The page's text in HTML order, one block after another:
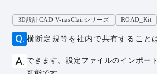
3D設計CAD V-nasClairシリーズ ROAD_Kit
横断定規等を社内で共有すること
できます。設定ファイルのインポー